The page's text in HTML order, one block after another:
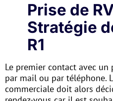
Prise de
Stratégie
R1
Le premier contact avec
par mail ou par téléphone.
commerciale doit alors